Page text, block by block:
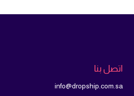
اتصل بنا
info@dropship.com.sa